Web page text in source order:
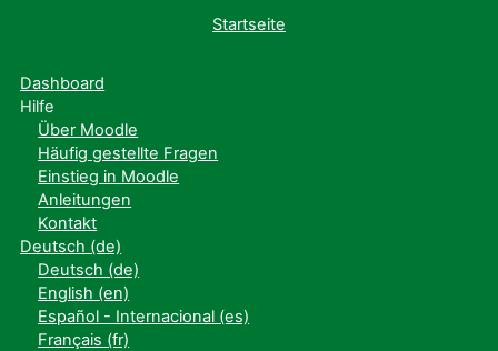
Startseite
Dashboard
Hilfe
Über Moodle
Häufig gestellte Fragen
Einstieg in Moodle
Anleitungen
Kontakt
Deutsch ‎(de)‎
Deutsch ‎(de)‎
English ‎(en)‎
Español - Internacional ‎(es)‎
Français ‎(fr)‎